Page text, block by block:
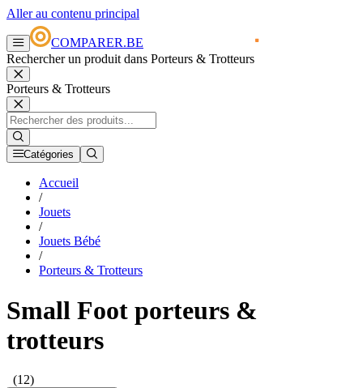
Aller au contenu principal
COMPARER.BE
Rechercher un produit dans Porteurs & Trotteurs
Porteurs & Trotteurs
Catégories
Accueil
/
Jouets
/
Jouets Bébé
/
Porteurs & Trotteurs
Small Foot porteurs &
trotteurs
(12)